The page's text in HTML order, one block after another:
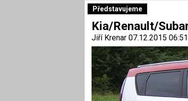
Představujeme
Kia/Renault/
Jiří Krenar07.12.2015 06:51